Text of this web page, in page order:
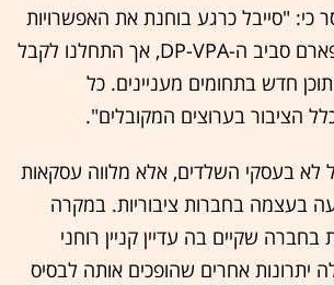
כי: "סייבל כרגע בוחנת את האפשרויות
שעומדות בפני די פארם סביב ה-DP-VPA, אך התחלנו לקבל
חדש בתחומים מעניינים. כל
הציבור בערוצים המקובלים".
לא בעסקי השלדים, אלא מלווה עסקאות
בעצמה בחברות ציבוריות. במקרה
בחברה שקיים בה עדיין קניין רוחני
יתרונות אחרים שהופכים אותה לבסיס